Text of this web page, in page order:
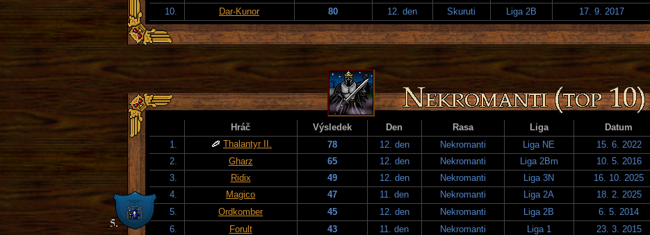
10.
Dar-Kunor 80 12. den Skuruti Liga 2B 17. 9. 2017
Hráč Výsledek Den Rasa Liga Datum
1.
Thalantyr II. 78 12. den Nekromanti Liga NE 15. 6. 2022
2.
Gharz 65 12. den Nekromanti Liga 2Bm 10. 5. 2016
3.
Ridix 49 12. den Nekromanti Liga 3N 16. 10. 2025
4.
Magico 47 11. den Nekromanti Liga 2A 18. 2. 2025
5.
Ordkomber 45 12. den Nekromanti Liga 2B 6. 5. 2014
6.
Forult 43 11. den Nekromanti Liga 1 23. 3. 2015